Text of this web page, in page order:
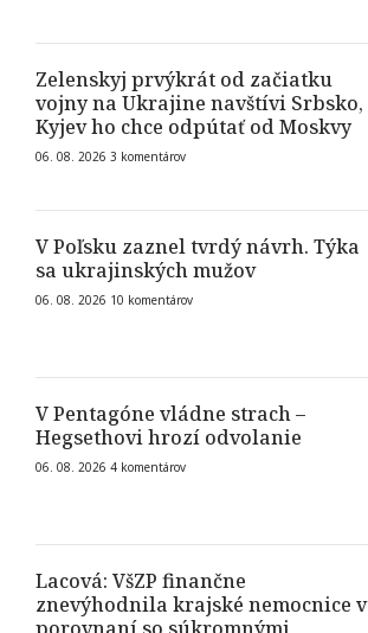
Zelenskyj prvýkrát od začiatku
vojny na Ukrajine navštívi Srbsko,
Kyjev ho chce odpútať od Moskvy
06. 08. 2026 3 komentárov
V Poľsku zaznel tvrdý návrh. Týka
sa ukrajinských mužov
06. 08. 2026 10 komentárov
V Pentagóne vládne strach –
Hegsethovi hrozí odvolanie
06. 08. 2026 4 komentárov
Lacová: VšZP finančne
znevýhodnila krajské nemocnice v